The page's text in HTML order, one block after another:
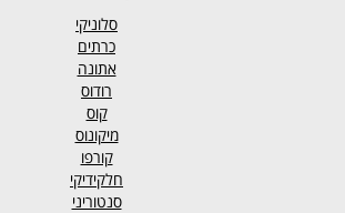
סלוניקי
כרתים
אתונה
רודוס
קוס
מיקונוס
קורפו
חלקידיקי
סנטוריני